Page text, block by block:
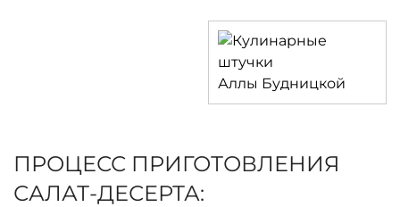
ПРОЦЕСС ПРИГОТОВЛЕНИЯ
САЛАТ-ДЕСЕРТА: